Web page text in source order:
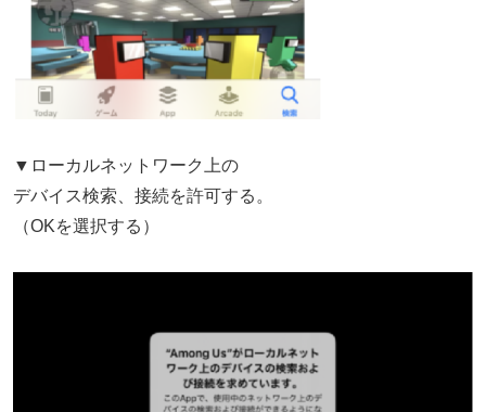
▼ローカルネットワーク上の
デバイス検索、接続を許可する。
（OKを選択する）